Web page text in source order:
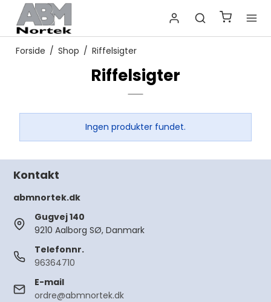
Forside / Shop / Riffelsigter
Riffelsigter
Ingen produkter fundet.
Kontakt
abmnortek.dk
Gugvej 140
9210 Aalborg SØ, Danmark
Telefonnr.
96364710
E-mail
ordre@abmnortek.dk